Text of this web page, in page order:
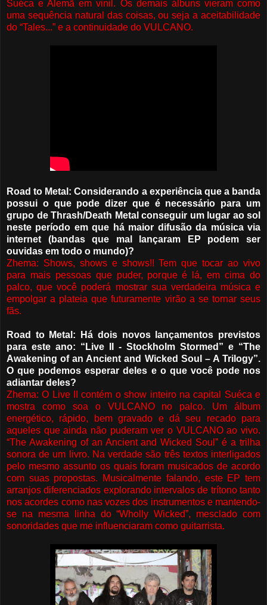
Suéca e Alemã em vinil. Os demais álbuns vieram como
uma sequência natural das coisas, ou seja a aceitabilidade
do “Tales...” e a continuidade do VULCANO.
Road to Metal: Considerando a experiência que a banda
possui o que pode dizer que é necessário para um
grupo de Thrash/Death Metal conseguir um lugar ao sol
neste período em que há maior difusão da música via
internet (bandas que mal lançaram EP podem ser
ouvidas em todo o mundo)?
Zhema: Shows, shows e shows!! Tem que tocar ao vivo
para mais pessoas que puder, porque é lá, em cima do
palco, que você poderá mostrar sua verdadeira música e
empolgar a plateia que futuramente virão a se tornar seus
fãs.
Road to Metal: Há dois novos lançamentos previstos
para este ano: “Live II - Stockholm Stormed” e “The
Awakening of an Ancient and Wicked Soul – A Trilogy”.
O que podemos esperar deles e o que você pode nos
adiantar deles?
Zhema: O Live II contém o show inteiro na capital Suéca e
mostra como soa o VULCANO no palco. Um álbum
energético, rápido, bem gravado e dá seu recado para
aqueles que ainda não puderam ver o VULCANO ao vivo.
“The Awakening of an Ancient and Wicked Soul” é a trilha
sonora de um livro. Na verdade são três textos interligados
pelo mesmo assunto os quais foram musicados de acordo
com suas propostas. Musicalmente falando, este EP tem
arranjos diferenciados explorando intervalos de trítono tanto
nos acordes como nas vozes dos instrumentos e mantendo-
se na mesma linha do “Wholly Wicked”, mesclado com
sonoridades que me influenciaram como guitarrista.